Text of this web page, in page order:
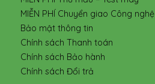
MIỄN PHÍ Chuyển giao Công nghệ
Bảo mật thông tin
Chính sách Thanh toán
Chính sách Bảo hành
Chính sách Đổi trả